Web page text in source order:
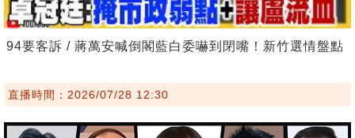
94要客訴 / 蔣萬安喊倒閣藍白委嚇到閉嘴！新竹選情盤點
直播時間：2026/07/28 12:30